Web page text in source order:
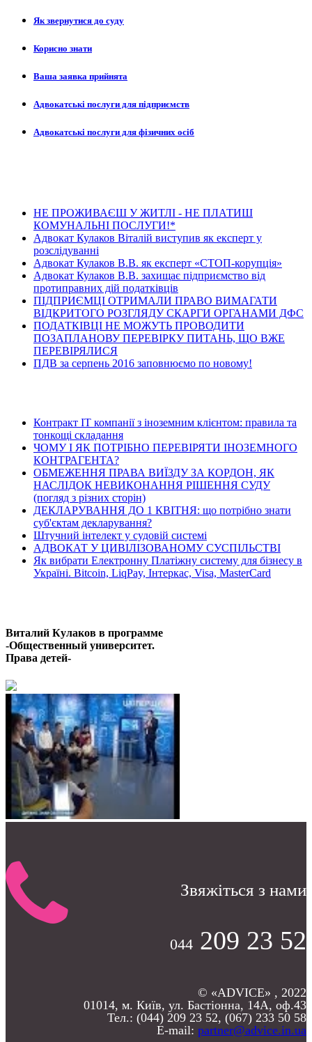
Як звернутися до суду
Корисно знати
Ваша заявка прийнята
Адвокатські послуги для підприємств
Адвокатські послуги для фізичних осіб
НЕ ПРОЖИВАЄШ У ЖИТЛІ - НЕ ПЛАТИШ
КОМУНАЛЬНІ ПОСЛУГИ!*
Адвокат Кулаков Віталій виступив як експерт у
розслідуванні
Адвокат Кулаков В.В. як експерт «СТОП-корупція»
Адвокат Кулаков В.В. захищає підприємство від
протиправних дій податківців
ПІДПРИЄМЦІ ОТРИМАЛИ ПРАВО ВИМАГАТИ
ВІДКРИТОГО РОЗГЛЯДУ СКАРГИ ОРГАНАМИ ДФС
ПОДАТКІВЦІ НЕ МОЖУТЬ ПРОВОДИТИ
ПОЗАПЛАНОВУ ПЕРЕВІРКУ ПИТАНЬ, ЩО ВЖЕ
ПЕРЕВІРЯЛИСЯ
ПДВ за серпень 2016 заповнюємо по новому!
Контракт ІТ компанії з іноземним клієнтом: правила та
тонкощі складання
ЧОМУ І ЯК ПОТРІБНО ПЕРЕВІРЯТИ ІНОЗЕМНОГО
КОНТРАГЕНТА?
ОБМЕЖЕННЯ ПРАВА ВИЇЗДУ ЗА КОРДОН, ЯК
НАСЛІДОК НЕВИКОНАННЯ РІШЕННЯ СУДУ
(погляд з різних сторін)
ДЕКЛАРУВАННЯ ДО 1 КВІТНЯ: що потрібно знати
суб'єктам декларування?
Штучний інтелект у судовій системі
АДВОКАТ У ЦИВІЛІЗОВАНОМУ СУСПІЛЬСТВІ
Як вибрати Електронну Платіжну систему для бізнесу в
Україні. Bitcoin, LiqPay, Інтеркас, Visa, MasterCard
Виталий Кулаков в программе
-Общественный университет.
Права детей-
Звяжіться з нами
044 209 23 52
© «ADVICE» , 2022
01014, м. Київ, ул. Бастіонна, 14А, оф.43
Тел.: (044) 209 23 52, (067) 233 50 58
E-mail: partner@advice.in.ua